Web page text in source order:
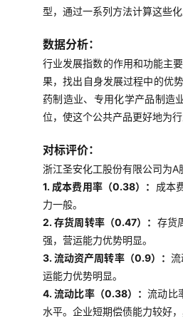
型，通过一系列方法计算这些
数据分析：
行业发展指数的作用和功能主
果，找出自身发展过程中的优
药制造业、专用化学产品制造
位，使这个公共产品更好地为行
对标评价：
浙江圣安化工股份有限公司为
1. 成本费用率（0.38）： 成本
力一般。
2. 存货周转率（0.47）： 存货
强，营运能力优势明显。
3. 流动资产周转率（0.9）： 流
运能力优势明显。
4. 流动比率（0.38）：流动比
水平。企业短期偿债能力较好，